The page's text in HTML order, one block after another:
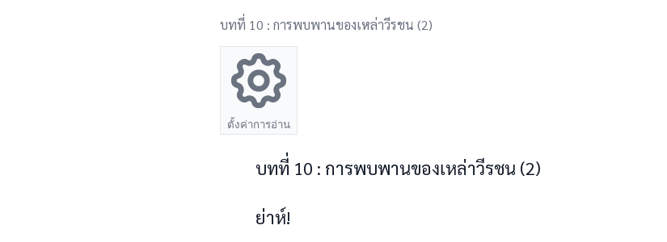
บทที่ 10 : การพบพานของเหล่าวีรชน (2)
ตั้งค่าการอ่าน
倊倇​倇倥倸​ ​10​ ​:​ ​俱倢倓​倎倊倎倢倉​俲倝俷​倰倛倕倸倢​倗倥倓俺倉​ ​(​2​)
倒倸倢​倛值​!